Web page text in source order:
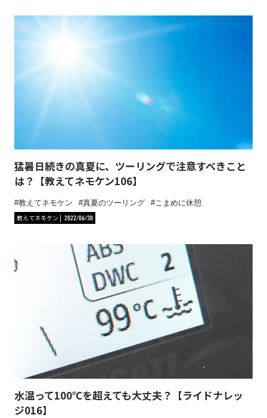
猛暑日続きの真夏に、ツーリングで注意すべきこと
は？【教えてネモケン106】
教えてネモケン 真夏のツーリング
こまめに休憩
教えてネモケン
2022/06/30
水温って100℃を超えても大丈夫？【ライドナレッ
ジ016】